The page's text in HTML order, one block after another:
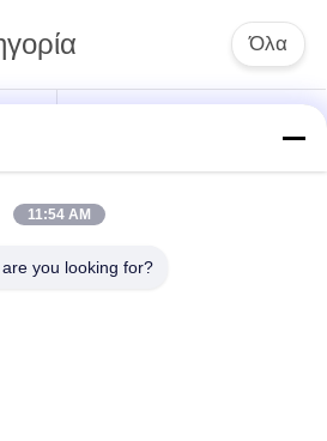
Όλα
σακούλα φίλτρου
11:54 AM
you looking for?